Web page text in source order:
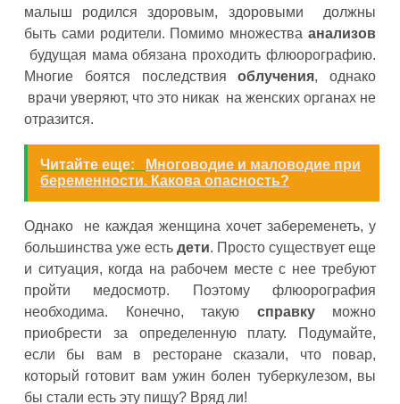
малыш родился здоровым, здоровыми должны
быть сами родители. Помимо множества анализов
будущая мама обязана проходить флюорографию.
Многие боятся последствияоблучения, однако
врачи уверяют, что это никак на женских органах не
отразится.
Читайте еще:
Многоводие и маловодие при
беременности. Какова опасность?
Однако не каждая женщина хочет забеременеть, у
большинства уже есть дети. Просто существует еще
и ситуация, когда на рабочем месте с нее требуют
пройти медосмотр. Поэтому флюорография
необходима. Конечно, такую справкуможно
приобрести за определенную плату. Подумайте,
если бы вам в ресторане сказали, что повар,
который готовит вам ужин болен туберкулезом, вы
бы стали есть эту пищу? Вряд ли!